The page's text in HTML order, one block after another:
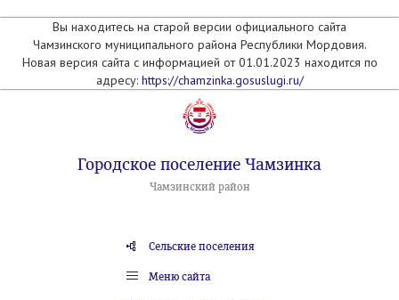
Вы находитесь на старой версии официального сайта
Чамзинского муниципального района Республики Мордовия.
Новая версия сайта с информацией от 01.01.2023 находится по
адресу: https://chamzinka.gosuslugi.ru/
Городское поселение Чамзинка
Чамзинский район
Сельские поселения
Меню сайта